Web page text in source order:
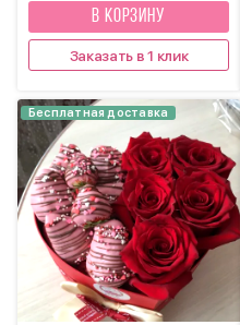
В КОРЗИНУ
Заказать в 1 клик
Бесплатная доставка